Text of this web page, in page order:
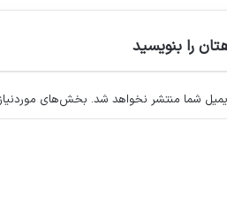
را بنویسید
شما منتشر نخواهد شد. بخش‌های